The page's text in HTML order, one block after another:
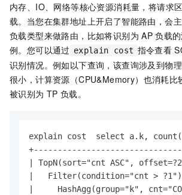
内存、IO、网络等核心资源消耗量，将请求
载。当您在集群地址上开启了智能路由，会
负载类型来做路由，比如将识别为 AP 负载
例。您可以通过 explain cost 指令查看
识别情况。例如以下查询，该查询涉及到物
很小，计算资源（CPU&Memory）也消耗比
被识别为 TP 负载。
explain cost  select
| TopN(sort="cnt ASC",
|   Filter(condition="cnt >
|     HashAgg(group="k",